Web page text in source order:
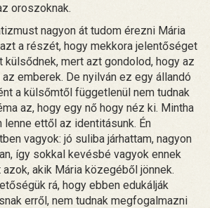
oroszoknak.
nagyon át tudom érezni Mária
a részét, hogy mekkora jelentőséget
külsődnek, mert azt gondolod, hogy az
emberek. De nyilván ez egy állandó
a külsőmtől függetlenül nem tudnak
az, hogy egy nő hogy néz ki. Mintha
ettől az identitásunk. Én
vagyok: jó suliba járhattam, nagyon
így sokkal kevésbé vagyok ennek
akik Mária közegéből jönnek.
rá, hogy ebben edukálják
erről, nem tudnak megfogalmazni